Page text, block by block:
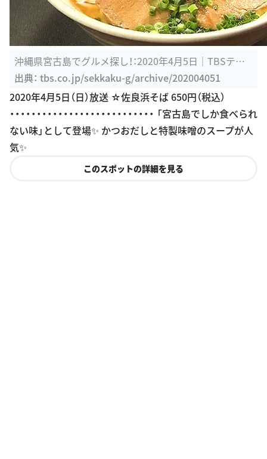
沖縄県宮古島でグルメ探し！：2020年4月5日｜TBSテレ
ビ：バナナマンの ...
出典： tbs.co.jp/sekkaku-g/archive/202004051
2020年4月5日（日）放送 ☆佐良浜そば 650円（税込）
・・・・・・・・・・・・・・・・・・・・・・・・・・・ 「宮古島でしか食べられ
ない味」として登場✨ かつおだしと特製味噌のスープが人
気✨
このスポットの詳細を見る